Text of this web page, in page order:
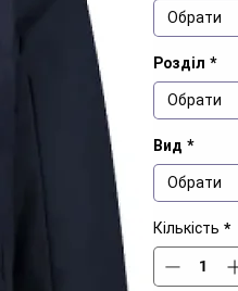
Обрати
Розділ *
Обрати
Вид *
Обрати
Кількість *